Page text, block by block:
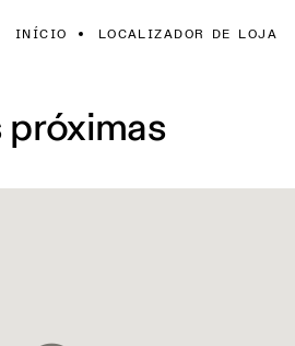
INÍCIO LOCALIZADOR DE LOJA
próximas